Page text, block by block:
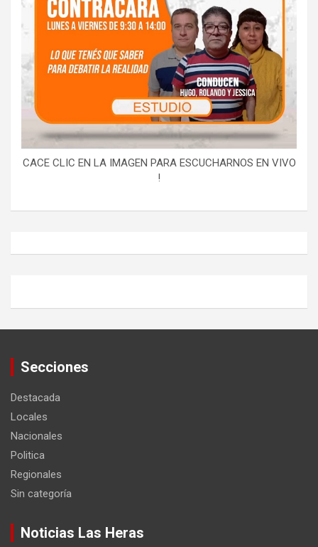
CACE CLIC EN LA IMAGEN PARA ESCUCHARNOS EN VIVO
!
Secciones
Destacada
Locales
Nacionales
Politica
Regionales
Sin categoría
Noticias Las Heras